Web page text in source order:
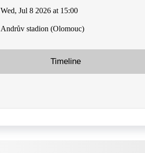
Wed, Jul 8 2026 at 15:00
Andrův stadion (Olomouc)
Timeline